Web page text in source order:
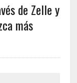
de Zelle y
más